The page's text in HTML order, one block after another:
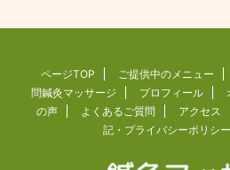
ページTOP ご提供中のメニュー
問鍼灸マッサージ
プロフィール
の声
よくあるご質問 アクセス
記・プライバシーポリシー